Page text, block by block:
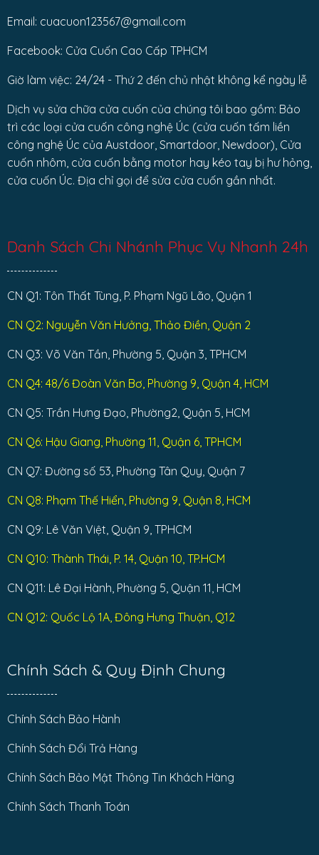
Email: cuacuon123567@gmail.com
Facebook: Cửa Cuốn Cao Cấp TPHCM
Giờ làm việc: 24/24 - Thứ 2 đến chủ nhật không kể ngày lễ
Dịch vụ sửa chữa cửa cuốn của chúng tôi bao gồm: Bảo
trì các loại cửa cuốn công nghệ Úc (cửa cuốn tấm liền
công nghệ Úc của Austdoor, Smartdoor, Newdoor), Cửa
cuốn nhôm, cửa cuốn bằng motor hay kéo tay bị hư hỏng,
cửa cuốn Úc. Địa chỉ gọi để sửa cửa cuốn gần nhất.
Danh Sách Chi Nhánh Phục Vụ Nhanh 24h
CN Q1: Tôn Thất Tùng, P. Phạm Ngũ Lão, Quận 1
CN Q2: Nguyễn Văn Hưởng, Thảo Điền, Quận 2
CN Q3: Võ Văn Tần, Phường 5, Quận 3, TPHCM
CN Q4: 48/6 Đoàn Văn Bơ, Phường 9, Quận 4, HCM
CN Q5: Trần Hưng Đạo, Phường2, Quận 5, HCM
CN Q6: Hậu Giang, Phường 11, Quận 6, TPHCM
CN Q7: Đường số 53, Phường Tân Quy, Quận 7
CN Q8: Phạm Thế Hiển, Phường 9, Quận 8, HCM
CN Q9: Lê Văn Việt, Quận 9, TPHCM
CN Q10: Thành Thái, P. 14, Quận 10, TP.HCM
CN Q11: Lê Đại Hành, Phường 5, Quận 11, HCM
CN Q12: Quốc Lộ 1A, Đông Hưng Thuận, Q12
Chính Sách & Quy Định Chung
Chính Sách Bảo Hành
Chính Sách Đổi Trả Hàng
Chính Sách Bảo Mật Thông Tin Khách Hàng
Chính Sách Thanh Toán